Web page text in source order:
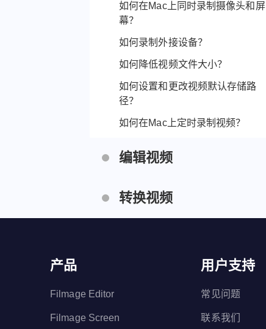
如何获得免费升级资格？
几台设备上使用？
如何在Mac上同时录制摄像头和屏
幕？
如何录制外接设备？
如何降低视频文件大小？
如何设置和更改视频默认存储路
径？
如何在Mac上定时录制视频？
编辑视频
如何在视频中添加图片？
转换视频
如何将M4V转换为MP4等格式？
产品
Filmage Editor
Filmage Screen
用户支持
常见问题
联系我们